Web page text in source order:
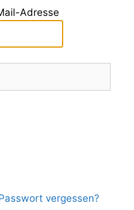
Adresse
vergessen?